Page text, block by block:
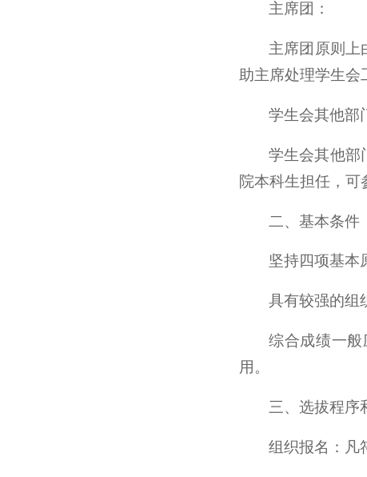
主席团：
主席团原则上
助主席处理学生会
学生会其他部
学生会其他部
院本科生担任，可
二、基本条件
坚持四项基本
具有较强的组
综合成绩一
用。
三、选拔程序
组织报名：凡